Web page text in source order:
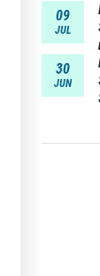
09
JUL
30
JUN